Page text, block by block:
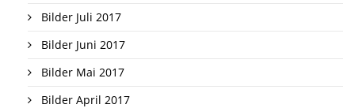
Bilder Juli 2017
Bilder Juni 2017
Bilder Mai 2017
Bilder April 2017